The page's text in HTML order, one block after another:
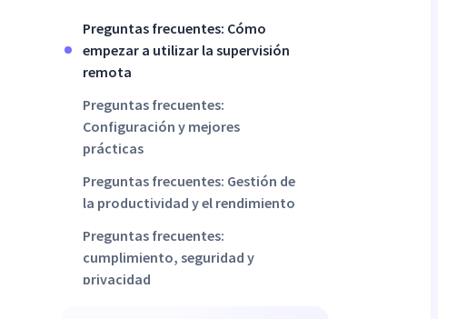
Preguntas frecuentes: Cómo
empezar a utilizar la supervisión
remota
Preguntas frecuentes:
Configuración y mejores
prácticas
Preguntas frecuentes: Gestión de
la productividad y el rendimiento
Preguntas frecuentes:
cumplimiento, seguridad y
privacidad